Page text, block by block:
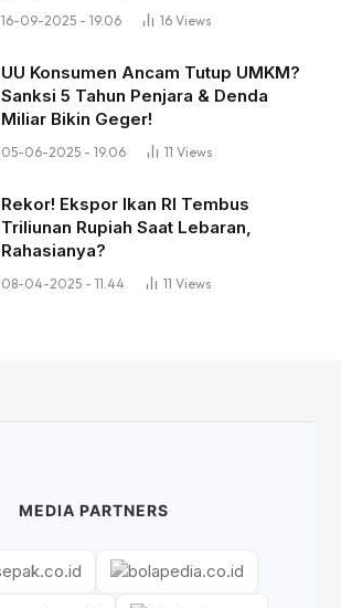
16-09-2025 - 19.06 16 Views
UU Konsumen Ancam Tutup UMKM?
Sanksi 5 Tahun Penjara & Denda
Miliar Bikin Geger!
05-06-2025 - 19.06 11 Views
Rekor! Ekspor Ikan RI Tembus
Triliunan Rupiah Saat Lebaran,
Rahasianya?
08-04-2025 - 11.44 11 Views
MEDIA PARTNERS